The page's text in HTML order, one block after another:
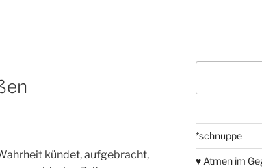
kündet, aufgebracht,
*schnuppe
♥ Atmen im